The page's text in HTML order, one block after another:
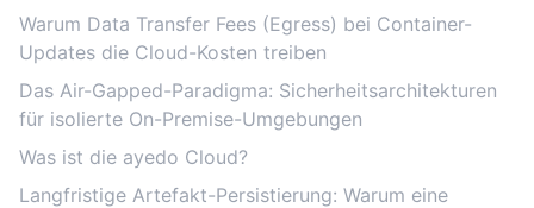
Warum Data Transfer Fees (Egress) bei Container-
Updates die Cloud-Kosten treiben
Das Air-Gapped-Paradigma: Sicherheitsarchitekturen
für isolierte On-Premise-Umgebungen
Was ist die ayedo Cloud?
Langfristige Artefakt-Persistierung: Warum eine